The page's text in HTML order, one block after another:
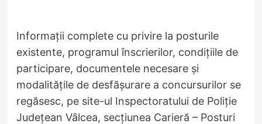
Informații complete cu privire la posturile
existente, programul înscrierilor, condițiile de
participare, documentele necesare și
modalitățile de desfășurare a concursurilor se
regăsesc, pe site-ul Inspectoratului de Poliție
Județean Vâlcea, secțiunea Carieră – Posturi